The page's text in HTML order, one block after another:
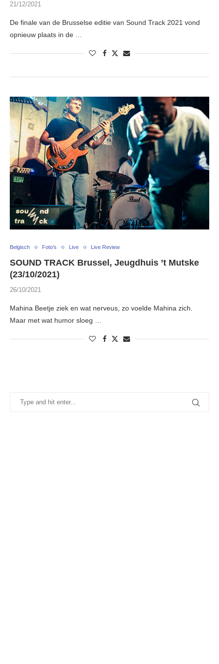
21/12/2021
De finale van de Brusselse editie van Sound Track 2021 vond
opnieuw plaats in de …
Belgisch Foto's Live Live Review
SOUND TRACK Brussel, Jeugdhuis ’t Mutske
(23/10/2021)
26/10/2021
Mahina Beetje ziek en wat nerveus, zo voelde Mahina zich.
Maar met wat humor sloeg …